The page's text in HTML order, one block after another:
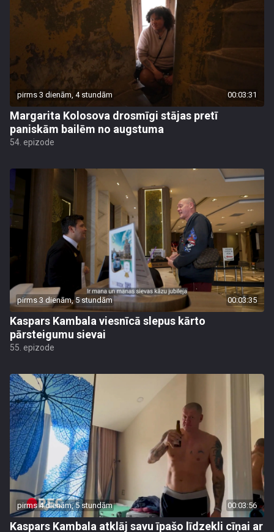
pirms 3 dienām, 4 stundām 00:03:31
Margarita Kolosova drosmīgi stājas pretī
paniskām bailēm no augstuma
54. epizode
pirms 3 dienām, 5 stundām 00:03:35
Kaspars Kambala viesnīcā slepus kārto
pārsteigumu sievai
55. epizode
pirms 4 dienām, 5 stundām 00:03:56
Kaspars Kambala atklāj savu īpašo līdzekli cīņai ar